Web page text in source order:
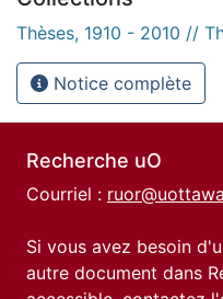
Thèses, 1910 - 2010 //
Notice complète
Recherche uO
Courriel :
Si vous avez besoin
autre document dans